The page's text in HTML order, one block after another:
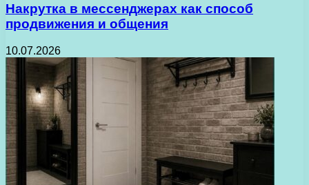
Накрутка в мессенджерах как способ
продвижения и общения
10.07.2026